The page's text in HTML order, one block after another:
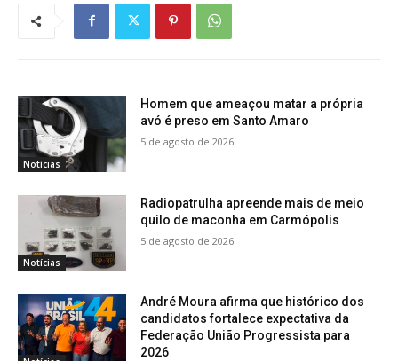
Notícias
Homem que ameaçou matar a própria
avó é preso em Santo Amaro
5 de agosto de 2026
Notícias
Radiopatrulha apreende mais de meio
quilo de maconha em Carmópolis
5 de agosto de 2026
André Moura afirma que histórico dos
candidatos fortalece expectativa da
Federação União Progressista para
2026